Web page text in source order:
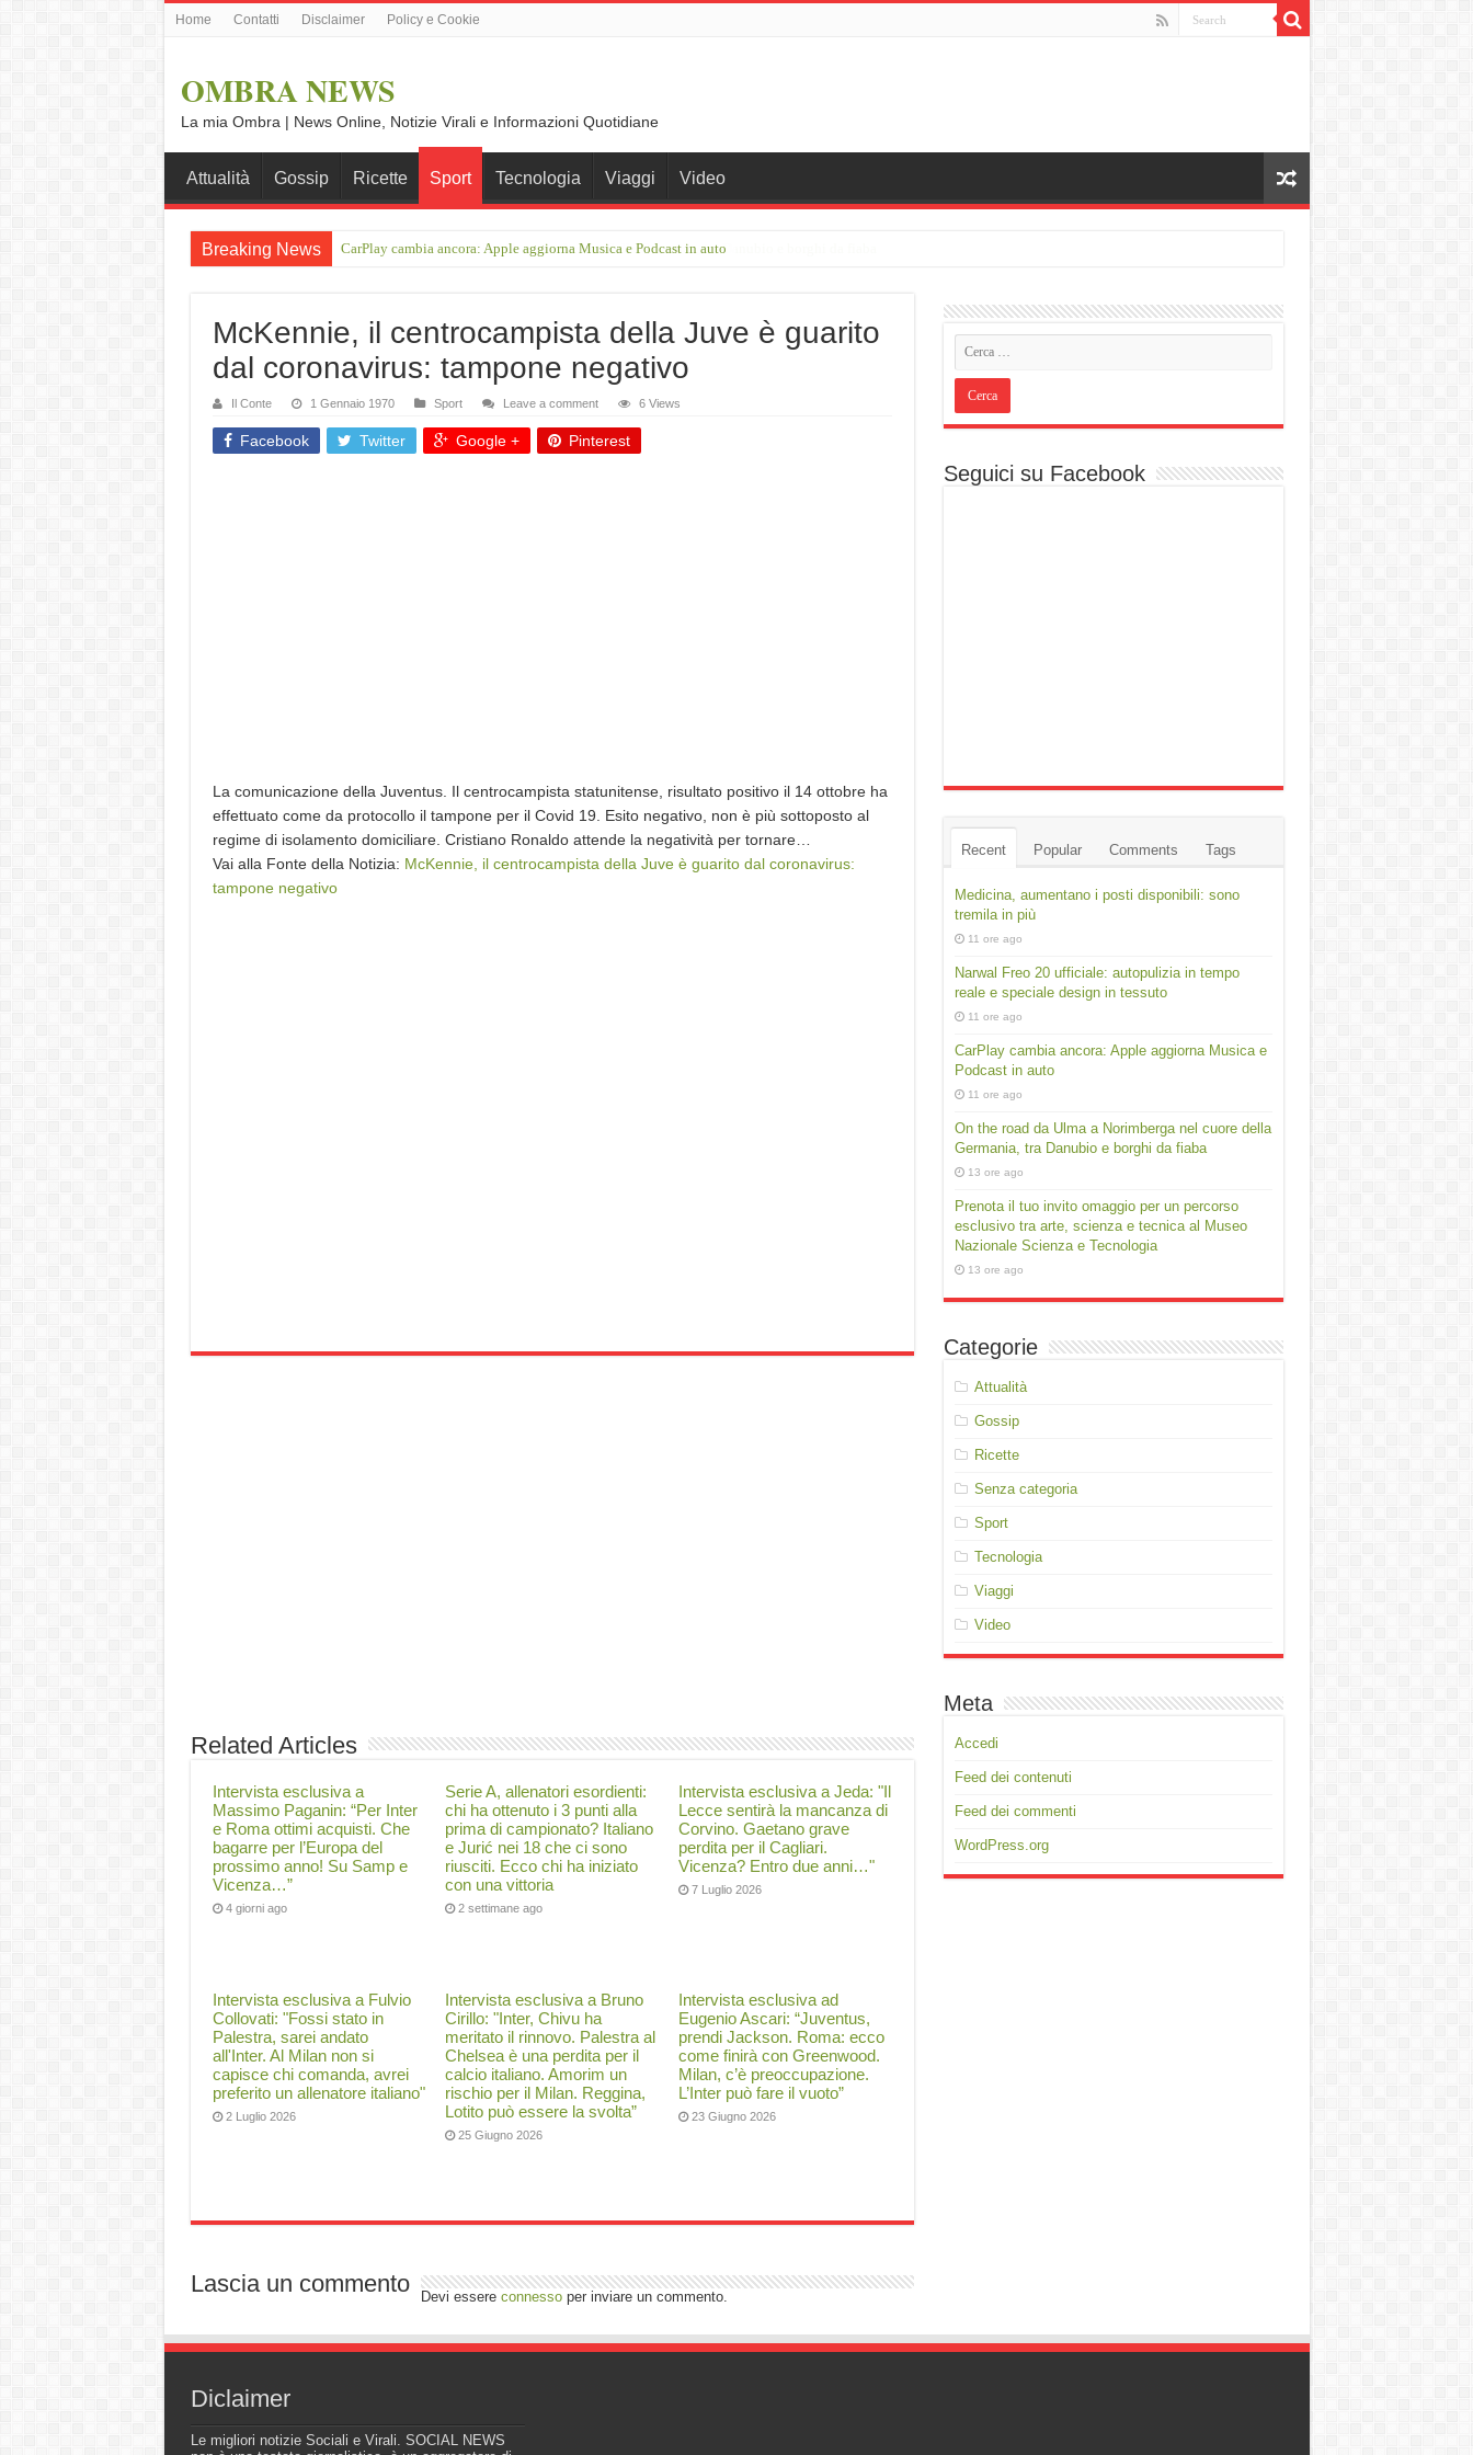
Home Contatti Disclaimer Policy e Cookie
OMBRA NEWS
La mia Ombra | News Online, Notizie Virali e Informazioni Quotidiane
Attualità Gossip Ricette Sport Tecnologia Viaggi Video
Breaking News CarPlay cambia ancora: Apple aggiorna Musica e Podcast in auto
On the road da Ulma a Norimberga nel cuore della Germania, tra Danubio e borghi da fiaba
McKennie, il centrocampista della Juve è guarito
dal coronavirus: tampone negativo
Il Conte 1 Gennaio 1970 Sport Leave a comment 6 Views
Facebook Twitter Google + Pinterest
La comunicazione della Juventus. Il centrocampista statunitense, risultato positivo il 14 ottobre ha
effettuato come da protocollo il tampone per il Covid 19. Esito negativo, non è più sottoposto al
regime di isolamento domiciliare. Cristiano Ronaldo attende la negatività per tornare…
Vai alla Fonte della Notizia: McKennie, il centrocampista della Juve è guarito dal coronavirus:
tampone negativo
Related Articles
Intervista esclusiva a
Massimo Paganin: “Per Inter
e Roma ottimi acquisti. Che
bagarre per l’Europa del
prossimo anno! Su Samp e
Vicenza…”
4 giorni ago
Serie A, allenatori esordienti:
chi ha ottenuto i 3 punti alla
prima di campionato? Italiano
e Jurić nei 18 che ci sono
riusciti. Ecco chi ha iniziato
con una vittoria
2 settimane ago
Intervista esclusiva a Jeda: "Il
Lecce sentirà la mancanza di
Corvino. Gaetano grave
perdita per il Cagliari.
Vicenza? Entro due anni…"
7 Luglio 2026
Intervista esclusiva a Fulvio
Collovati: "Fossi stato in
Palestra, sarei andato
all'Inter. Al Milan non si
capisce chi comanda, avrei
preferito un allenatore italiano"
2 Luglio 2026
Intervista esclusiva a Bruno
Cirillo: "Inter, Chivu ha
meritato il rinnovo. Palestra al
Chelsea è una perdita per il
calcio italiano. Amorim un
rischio per il Milan. Reggina,
Lotito può essere la svolta”
25 Giugno 2026
Intervista esclusiva ad
Eugenio Ascari: “Juventus,
prendi Jackson. Roma: ecco
come finirà con Greenwood.
Milan, c’è preoccupazione.
L’Inter può fare il vuoto”
23 Giugno 2026
Lascia un commento Devi essere connessoper inviare un commento.
Seguici su Facebook
Recent Popular Comments Tags
Medicina, aumentano i posti disponibili: sono
tremila in più
11 ore ago
Narwal Freo 20 ufficiale: autopulizia in tempo
reale e speciale design in tessuto
11 ore ago
CarPlay cambia ancora: Apple aggiorna Musica e
Podcast in auto
11 ore ago
On the road da Ulma a Norimberga nel cuore della
Germania, tra Danubio e borghi da fiaba
13 ore ago
Prenota il tuo invito omaggio per un percorso
esclusivo tra arte, scienza e tecnica al Museo
Nazionale Scienza e Tecnologia
13 ore ago
Categorie
Attualità
Gossip
Ricette
Senza categoria
Sport
Tecnologia
Viaggi
Video
Meta
Accedi
Feed dei contenuti
Feed dei commenti
WordPress.org
Diclaimer
Le migliori notizie Sociali e Virali. SOCIAL NEWS